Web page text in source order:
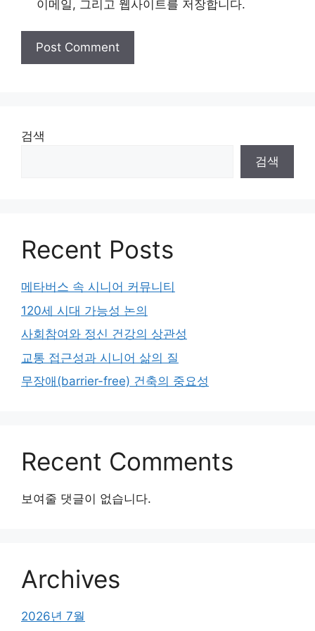
이메일, 그리고 웹사이트를 저장합니다.
검색
검색
Recent Posts
메타버스 속 시니어 커뮤니티
120세 시대 가능성 논의
사회참여와 정신 건강의 상관성
교통 접근성과 시니어 삶의 질
무장애(barrier-free) 건축의 중요성
Recent Comments
보여줄 댓글이 없습니다.
Archives
2026년 7월